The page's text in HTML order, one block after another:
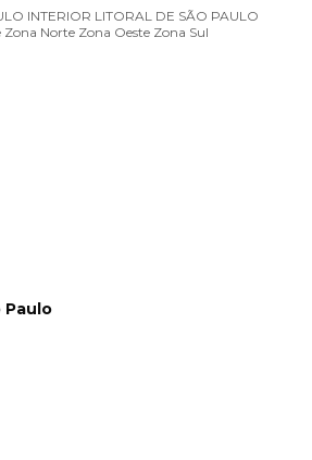
INTERIOR LITORAL DE SÃO PAULO
Zona Norte Zona Oeste Zona Sul
Paulo